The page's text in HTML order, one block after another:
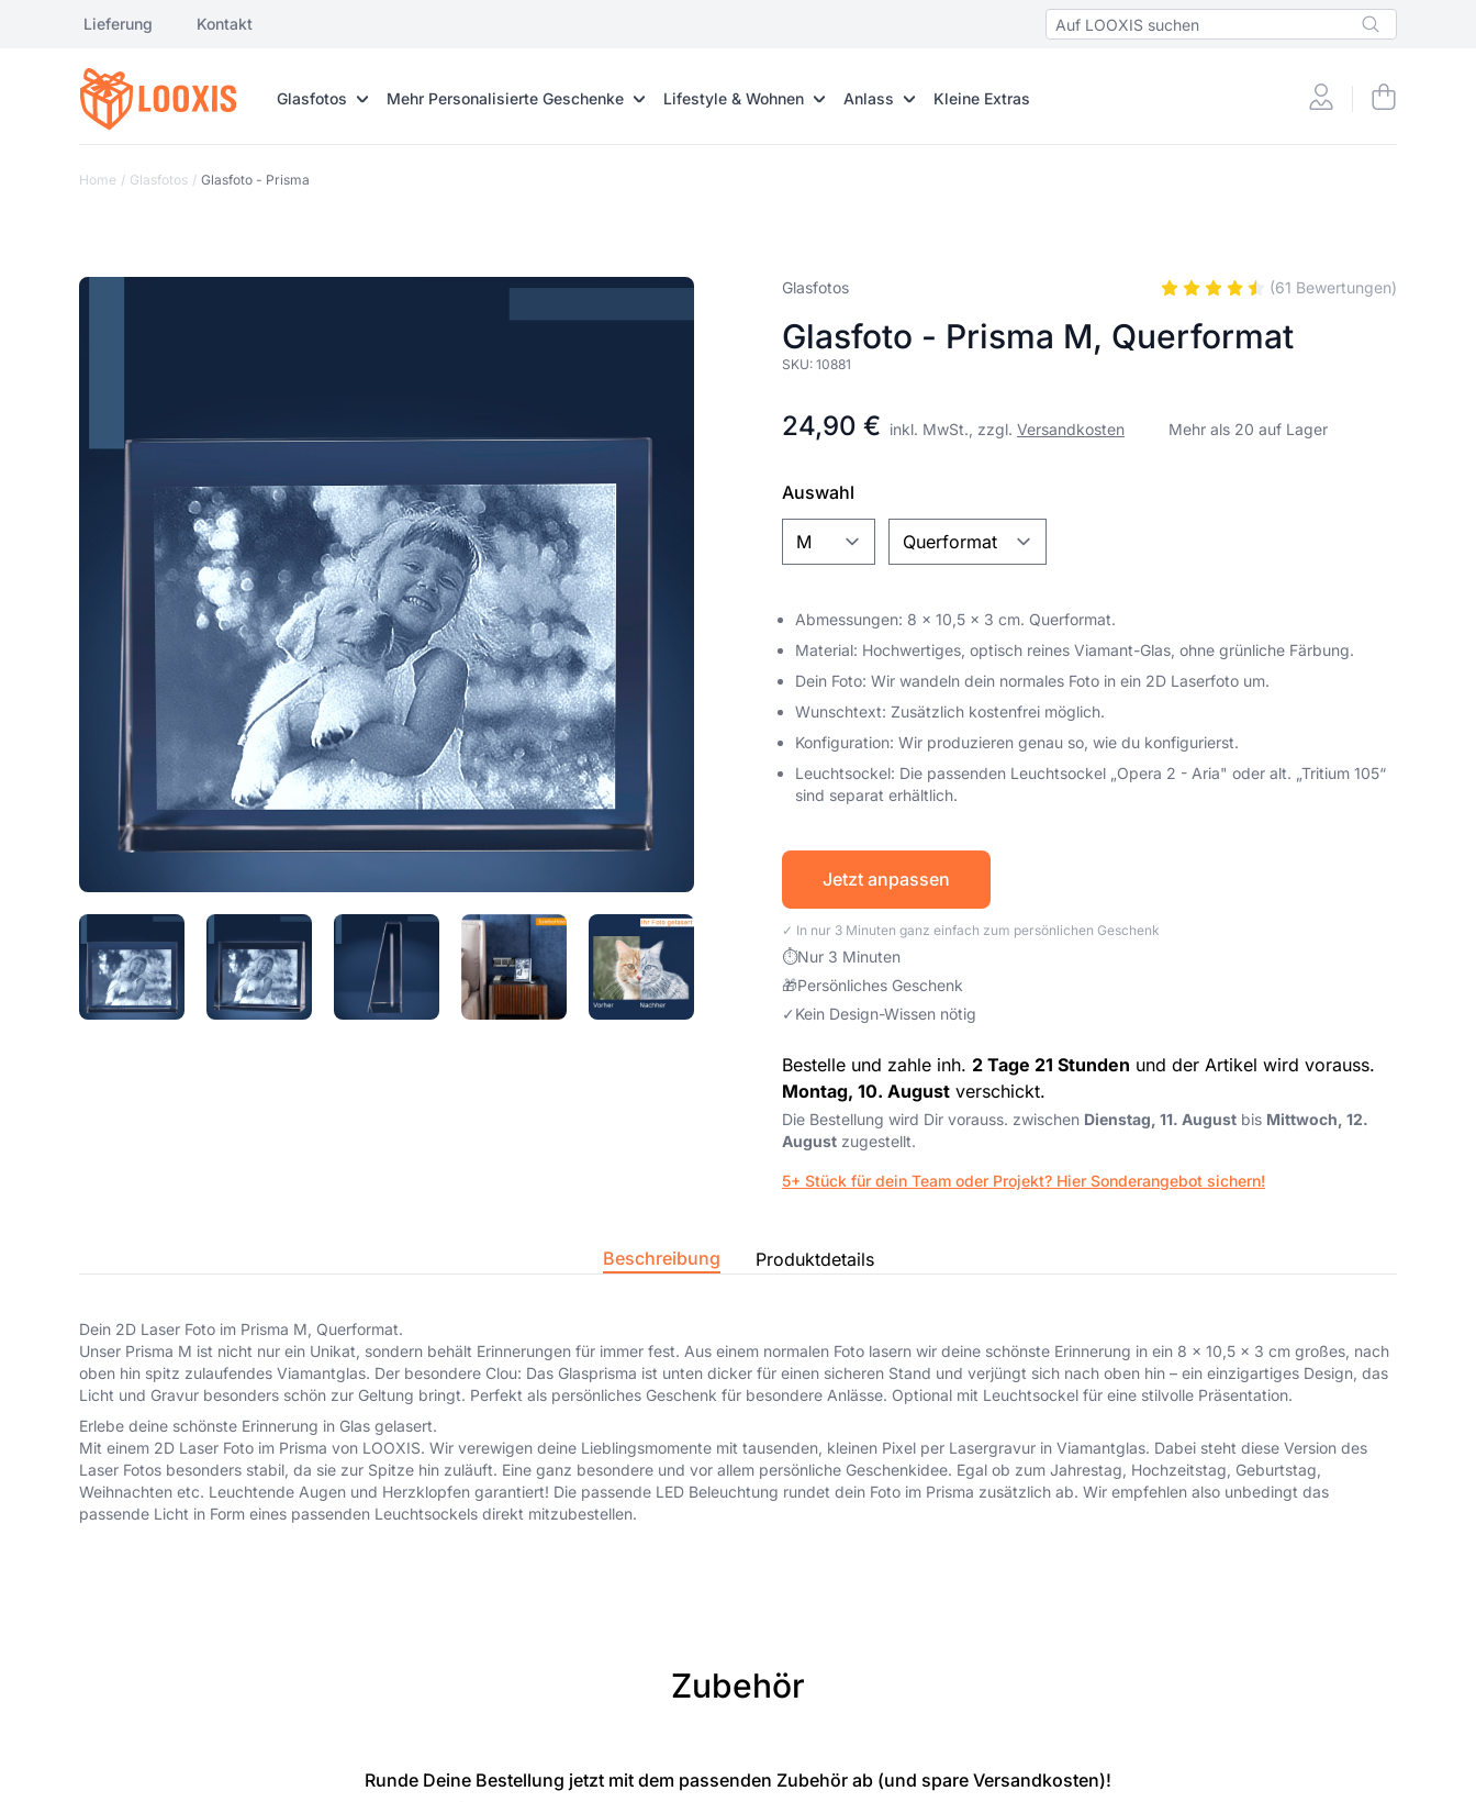
Lieferung Kontakt
Glasfotos Mehr Personalisierte Geschenke Lifestyle & Wohnen Anlass Kleine Extras
Home / Glasfotos / Glasfoto - Prisma
Glasfotos (61 Bewertungen)
Glasfoto - Prisma M, Querformat
SKU: 10881
24,90 € inkl. MwSt., zzgl. Versandkosten Mehr als 20 auf Lager
Auswahl
Abmessungen: 8 x 10,5 x 3 cm. Querformat.
Material: Hochwertiges, optisch reines Viamant-Glas, ohne grünliche Färbung.
Dein Foto: Wir wandeln dein normales Foto in ein 2D Laserfoto um.
Wunschtext: Zusätzlich kostenfrei möglich.
Konfiguration: Wir produzieren genau so, wie du konfigurierst.
Leuchtsockel: Die passenden Leuchtsockel „Opera 2 - Aria" oder alt. „Tritium 105“
sind separat erhältlich.
Jetzt anpassen
✓ In nur 3 Minuten ganz einfach zum persönlichen Geschenk
⏱Nur 3 Minuten
🎁Persönliches Geschenk
✓ Kein Design-Wissen nötig
Bestelle und zahle inh. 2 Tage 21 Stunden und der Artikel wird vorauss.
Montag, 10. August verschickt.
Die Bestellung wird Dir vorauss. zwischen Dienstag, 11. August bis Mittwoch, 12.
August zugestellt.
5+ Stück für dein Team oder Projekt? Hier Sonderangebot sichern!
Beschreibung Produktdetails
Dein 2D Laser Foto im Prisma M, Querformat.
Unser Prisma M ist nicht nur ein Unikat, sondern behält Erinnerungen für immer fest. Aus einem normalen Foto lasern wir deine schönste Erinnerung in ein 8 x 10,5 x 3 cm großes, nach
oben hin spitz zulaufendes Viamantglas. Der besondere Clou: Das Glasprisma ist unten dicker für einen sicheren Stand und verjüngt sich nach oben hin – ein einzigartiges Design, das
Licht und Gravur besonders schön zur Geltung bringt. Perfekt als persönliches Geschenk für besondere Anlässe. Optional mit Leuchtsockel für eine stilvolle Präsentation.
Erlebe deine schönste Erinnerung in Glas gelasert.
Mit einem 2D Laser Foto im Prisma von LOOXIS. Wir verewigen deine Lieblingsmomente mit tausenden, kleinen Pixel per Lasergravur in Viamantglas. Dabei steht diese Version des
Laser Fotos besonders stabil, da sie zur Spitze hin zuläuft. Eine ganz besondere und vor allem persönliche Geschenkidee. Egal ob zum Jahrestag, Hochzeitstag, Geburtstag,
Weihnachten etc. Leuchtende Augen und Herzklopfen garantiert! Die passende LED Beleuchtung rundet dein Foto im Prisma zusätzlich ab. Wir empfehlen also unbedingt das
passende Licht in Form eines passenden Leuchtsockels direkt mitzubestellen.
Zubehör
Runde Deine Bestellung jetzt mit dem passenden Zubehör ab (und spare Versandkosten)!